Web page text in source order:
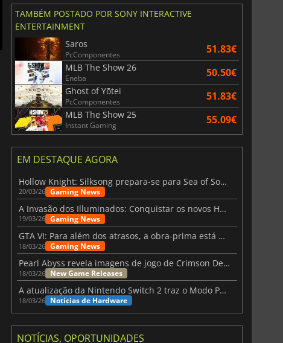
TAMBÉM POSTADO POR SONY INTERACTIVE
ENTERTAINMENT
Saros
PcComponentes 51.83€
MLB The Show 26
Eneba 50.50€
Ghost of Yōtei
PcComponentes 51.83€
MLB The Show 25
Instant Gaming 55.09€
EM DESTAQUE AGORA
Hollow Knight: Silksong prepara-se para Sea of Sorrow com um patch
20/03/26 Gaming News
A Invasão dos Illuminados: Conquistar os novos Helldivers 2 Atualização!
19/03/26 Gaming News
GTA VI: Para além dos atrasos, a obra-prima está quase a chegar
18/03/26 Gaming News
Pearl Abyss revela imagens de jogo de Crimson Desert para a PS5
18/03/26 New Game Releases
A atualização da Nintendo Switch 2 traz o Modo Portátil aos jogos mais antigos da Switch
18/03/26 Notícias de Hardware
NOTÍCIAS, OPORTUNIDADES